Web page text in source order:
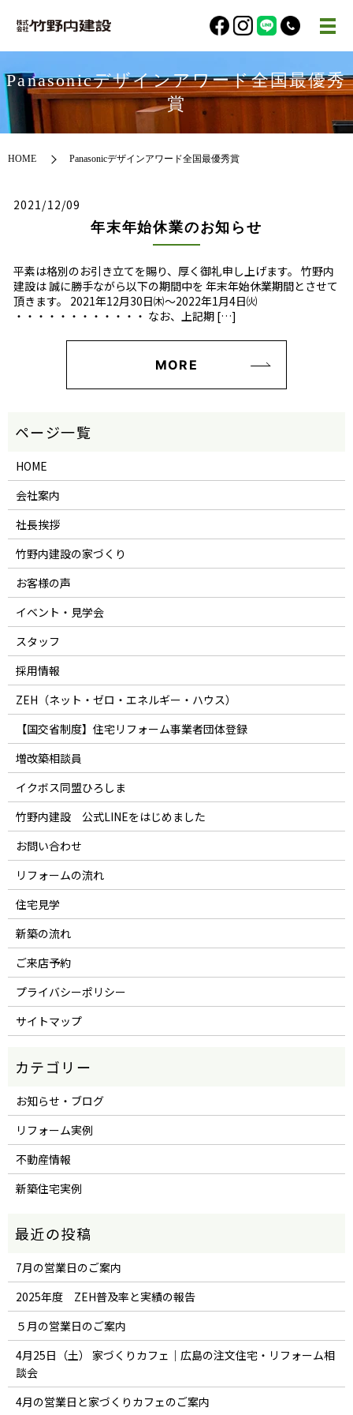
Panasonicデザインアワード全国最優秀
賞
HOME Panasonicデザインアワード全国最優秀賞
2021/12/09
年末年始休業のお知らせ
平素は格別のお引き立てを賜り、厚く御礼申し上げます。 竹野内
建設は 誠に勝手ながら以下の期間中を 年末年始休業期間とさせて
頂きます。 2021年12月30日㈭～2022年1月4日㈫
・・・・・・・・・・・・ なお、上記期 […]
MORE
HOME
会社案内
社長挨拶
竹野内建設の家づくり
お客様の声
イベント・見学会
スタッフ
採用情報
ZEH（ネット・ゼロ・エネルギー・ハウス）
【国交省制度】住宅リフォーム事業者団体登録
増改築相談員
イクボス同盟ひろしま
竹野内建設 公式LINEをはじめました
お問い合わせ
リフォームの流れ
住宅見学
新築の流れ
ご来店予約
プライバシーポリシー
サイトマップ
お知らせ・ブログ
リフォーム実例
不動産情報
新築住宅実例
7月の営業日のご案内
2025年度 ZEH普及率と実績の報告
５月の営業日のご案内
4月25日（土） 家づくりカフェ｜広島の注文住宅・リフォーム相
談会
4月の営業日と家づくりカフェのご案内